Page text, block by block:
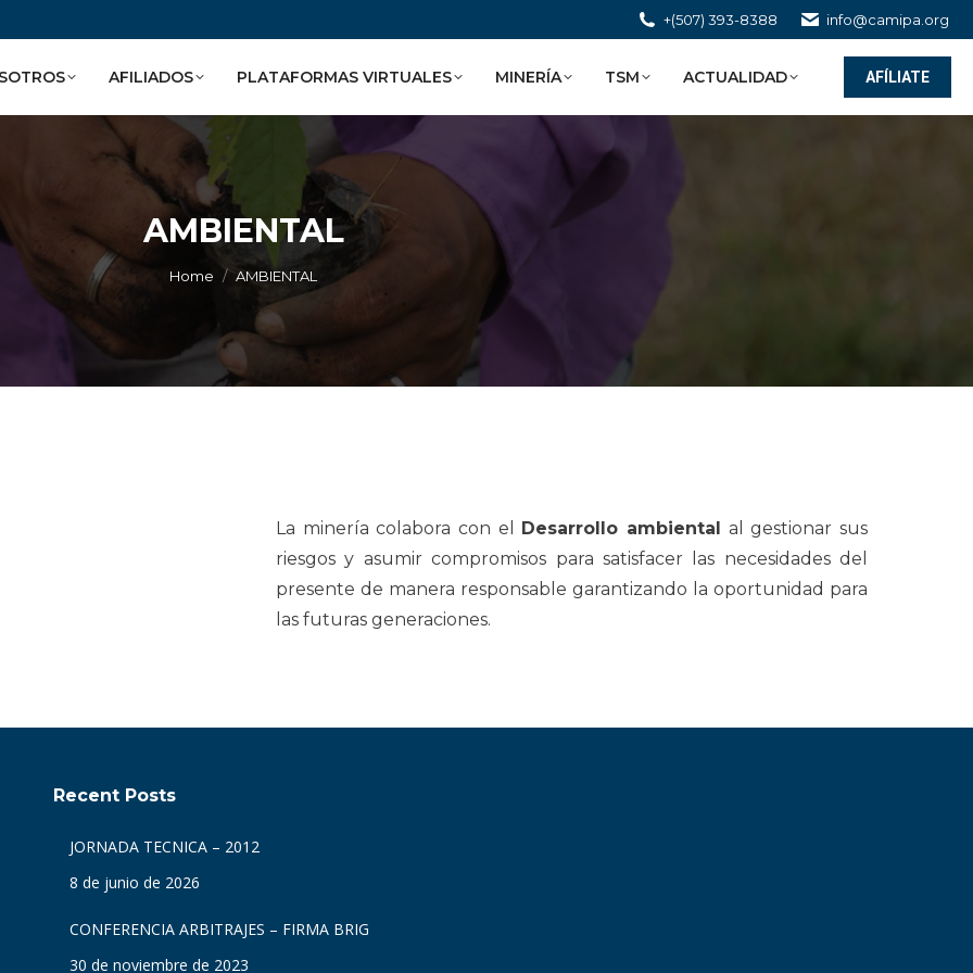
+(507) 393-8388 info@camipa.org
AFILIADOS PLATAFORMAS VIRTUALES MINERÍA TSM ACTUALIDAD AFÍLIATE
AMBIENTAL
Home AMBIENTAL
La minería colabora con el Desarrollo ambiental al gestionar sus
riesgos y asumir compromisos para satisfacer las necesidades del
presente de manera responsable garantizando la oportunidad para
las futuras generaciones.
Recent Posts
JORNADA TECNICA – 2012
8 de junio de 2026
CONFERENCIA ARBITRAJES – FIRMA BRIG
30 de noviembre de 2023